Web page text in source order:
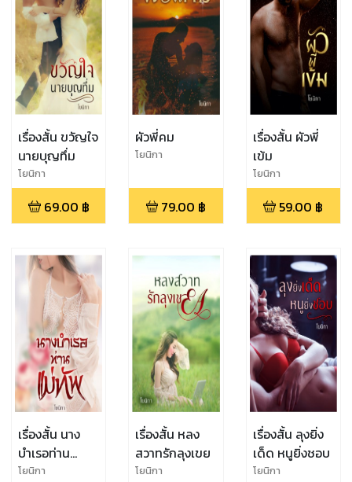
เรื่องสั้น ขวัญใจ
นายบุญทึ่ม
โยนิกา
69.00 ฿
ผัวพี่คม
โยนิกา
79.00 ฿
เรื่องสั้น ผัวพี่
เข้ม
โยนิกา
59.00 ฿
เรื่องสั้น นาง
บำเรอท่าน
แม่ทัพ
โยนิกา
เรื่องสั้น หลง
สวาทรักลุงเขย
โยนิกา
เรื่องสั้น ลุงยิ่ง
เด็ด หนูยิ่งชอบ
โยนิกา